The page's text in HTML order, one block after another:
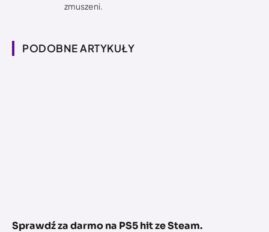
zmuszeni.
PODOBNE ARTYKUŁY
Sprawdź za darmo na PS5 hit ze Steam.